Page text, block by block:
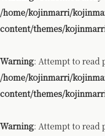
/home/kojinmarri/
content/themes/
Warning: Attempt to read
/home/kojinmarri/
content/themes/
Warning: Attempt to read